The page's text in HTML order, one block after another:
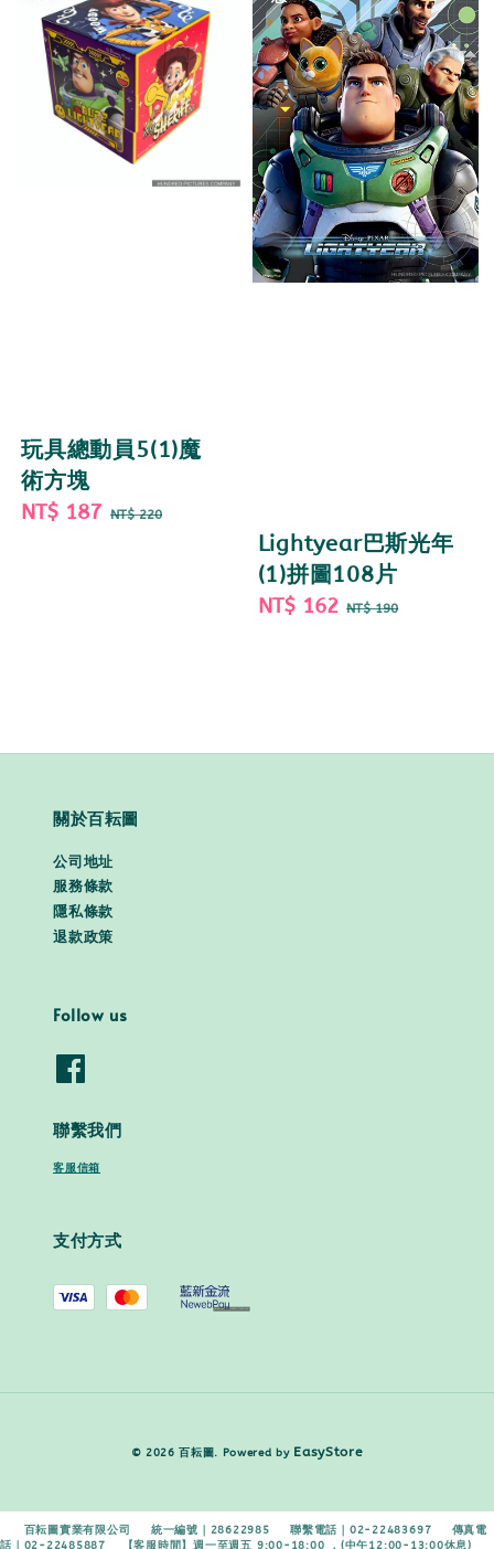
玩具總動員5(1)魔
術方塊
Sale
NT$ 187 Regular
NT$ 220
Lightyear巴斯光年
(1)拼圖108片
Sale
NT$ 162 Regular
NT$ 190
關於百耘圖
公司地址
服務條款
隱私條款
退款政策
Follow us
聯繫我們
客服信箱
支付方式
© 2026 百耘圖. Powered by EasyStore
百耘圖實業有限公司 統一編號｜28622985 聯繫電話｜02-22483697 傳真電
話｜02-22485887 【客服時間】週一至週五 9:00-18:00 ．(中午12:00-13:00休息)